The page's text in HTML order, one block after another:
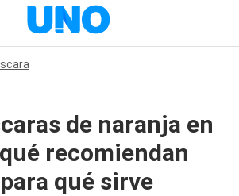
de naranja en
recomiendan
qué sirve